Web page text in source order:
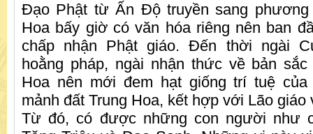
Đạo Phật từ Ấn Độ truyền sang
Hoa bấy giờ có văn hóa riêng nên ban
chấp nhận Phật giáo. Đến thời ngài
hoằng pháp, ngài nhận thức về bản
Hoa nên mới đem hạt giống trí tuệ
mảnh đất Trung Hoa, kết hợp với Lão
Từ đó, có được những con người như